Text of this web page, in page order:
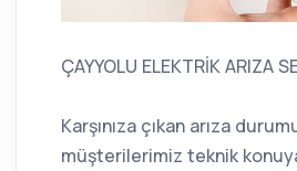
ÇAYYOLU ELEKTRİK ARIZA
Karşınıza çıkan arıza
müşterilerimiz teknik